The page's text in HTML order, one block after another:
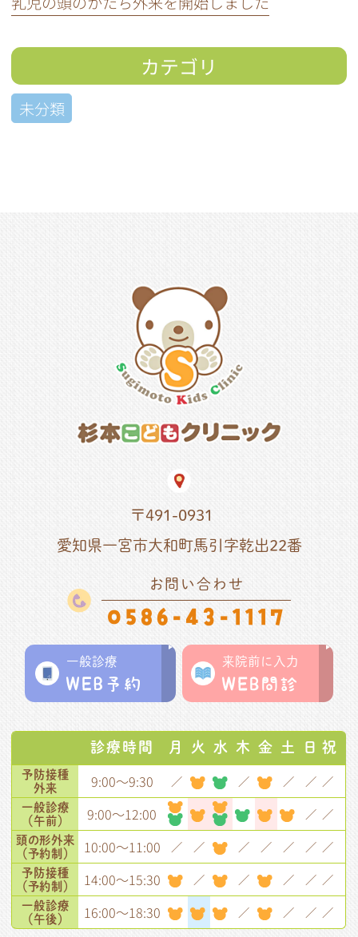
カテゴリ
未分類
〒491-0931
愛知県一宮市大和町馬引字乾出22番
お問い合わせ
0586-43-1117
一般診療 来院前に入力
診療時間 月 火 水 木 金 土 日 祝
予防接種
外来
9:00～9:30 ／ ／ ／ ／ ／
一般診療
（午前）
9:00～12:00 ／ ／
頭の形外来
（予約制）
10:00～11:00 ／ ／ ／ ／ ／ ／ ／
予防接種
（予約制）
14:00～15:30 ／ ／ ／ ／ ／
一般診療
（午後）
16:00～18:30 ／ ／ ／ ／